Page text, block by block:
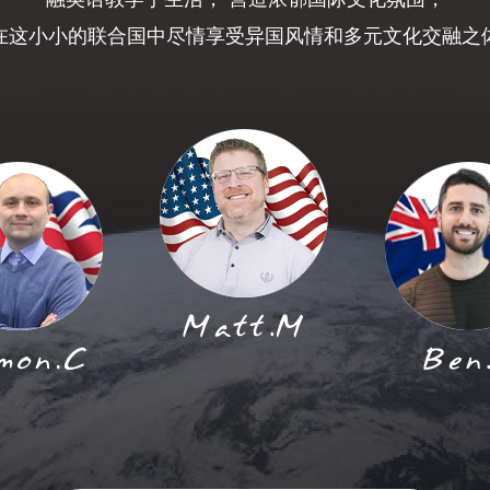
这小小的联合国中尽情享受异国风情和多元文化交融之